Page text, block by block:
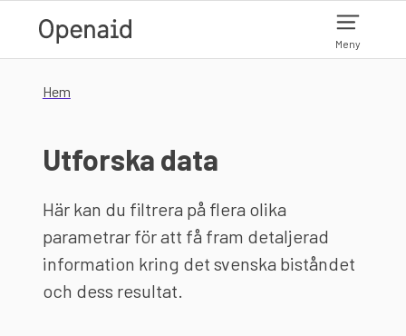
Meny
Hem
Utforska data
Här kan du filtrera på flera olika
parametrar för att få fram detaljerad
information kring det svenska biståndet
och dess resultat.